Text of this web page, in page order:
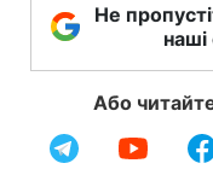
Не
Або